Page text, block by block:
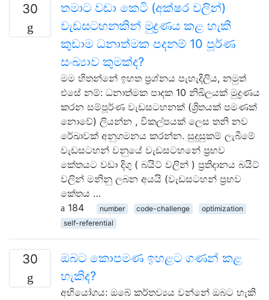
30
තමාට වඩා කෙටි (අක්ෂර වලින්)
වැඩසටහනකින් මුද්‍රණය කළ හැකි
කුඩාම ධනාත්මක පදනම් 10 පූර්ණ
සංඛ්‍යාව කුමක්ද?
මම හිතන්නේ ඉහත ප්‍රශ්නය පැහැදිලිය, නමුත්
එසේ නම්: ධනාත්මක පාදක 10 නිඛිලයක් මුද්‍රණය
කරන සම්පූර්ණ වැඩසටහනක් (ශ්‍රිතයක් පමණක්
නොවේ) ලියන්න , විකල්පයක් ලෙස තනි නව
රේඛාවක් අනුගමනය කරන්න. සුදුසුකම් ලැබීමේ
වැඩසටහන් වනුයේ වැඩසටහනේ ප්‍රභව
කේතයට වඩා දිගු ( බයිට් වලින් ) ප්‍රතිදානය බයිට්
වලින් මනිනු ලබන අයයි (වැඩසටහන් ප්‍රභව
කේතය …
184
number code-challenge
optimization
self-referential
30
ඔබට කොපමණ ඉහළට ගණන් කළ
හැකිද?
අභියෝගය: ඔබේ කර්තව්‍යය වන්නේ ඔබට හැකි